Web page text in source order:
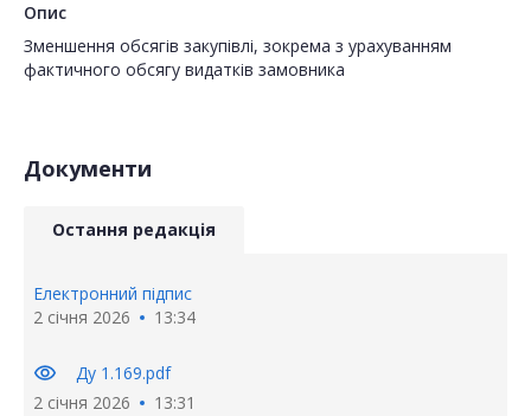
Опис
Зменшення обсягів закупівлі, зокрема з урахуванням
фактичного обсягу видатків замовника
Документи
Остання редакція
Електронний підпис
2 січня 2026
13:34
visibility
Ду 1.169.pdf
2 січня 2026
13:31